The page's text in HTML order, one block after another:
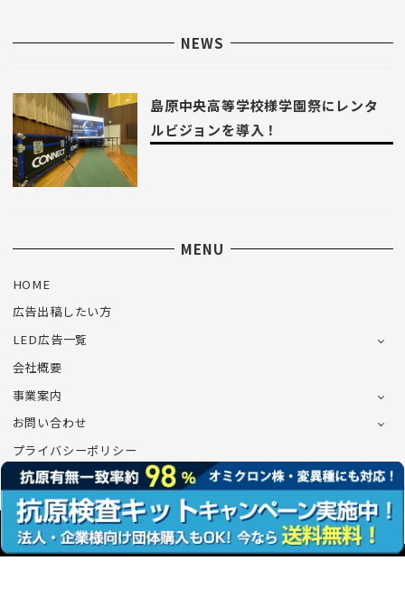
NEWS
島原中央高等学校様学園祭にレンタ
ルビジョンを導入！
MENU
HOME
広告出稿したい方
LED広告一覧
会社概要
事業案内
お問い合わせ
プライバシーポリシー
©CONNECT Co.,Ltd.All Rights Reserved.